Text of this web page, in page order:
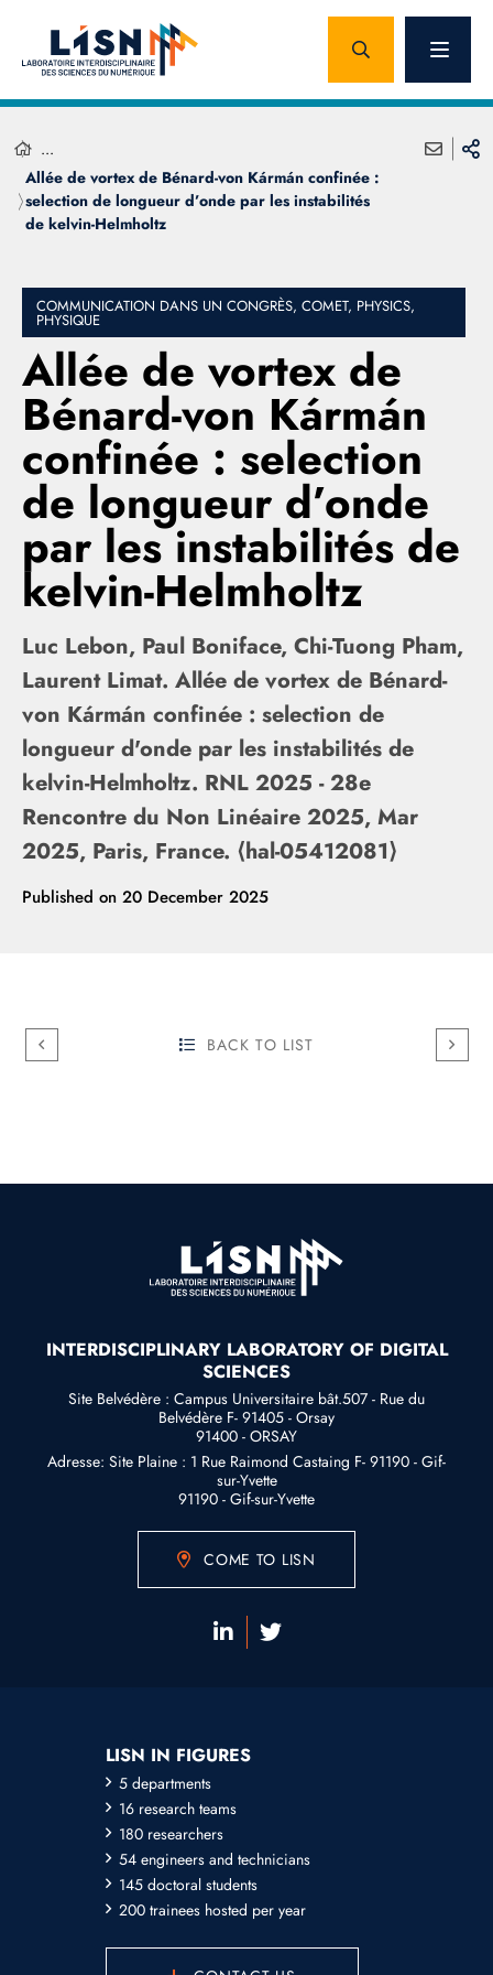
...
Allée de vortex de Bénard-von Kármán confinée :
selection de longueur d’onde par les instabilités
de kelvin-Helmholtz
COMMUNICATION DANS UN CONGRÈS, COMET, PHYSICS,
PHYSIQUE
Allée de vortex de
Bénard-von Kármán
confinée : selection
de longueur d’onde
par les instabilités de
kelvin-Helmholtz
Luc Lebon, Paul Boniface, Chi-Tuong Pham,
Laurent Limat. Allée de vortex de Bénard-
von Kármán confinée : selection de
longueur d'onde par les instabilités de
kelvin-Helmholtz. RNL 2025 - 28e
Rencontre du Non Linéaire 2025, Mar
2025, Paris, France. ⟨hal-05412081⟩
Published on 20 December 2025
BACK TO LIST
INTERDISCIPLINARY LABORATORY OF DIGITAL
SCIENCES
Site Belvédère : Campus Universitaire bât.507 - Rue du
Belvédère F- 91405 - Orsay
91400 - ORSAY
Adresse: Site Plaine : 1 Rue Raimond Castaing F- 91190 - Gif-
sur-Yvette
91190 - Gif-sur-Yvette
COME TO LISN
LISN IN FIGURES
5 departments
16 research teams
180 researchers
54 engineers and technicians
145 doctoral students
200 trainees hosted per year